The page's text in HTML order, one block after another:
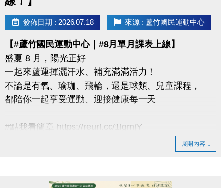
發佈日期 : 2026.07.18 來源 : 蘆竹國民運動中心
【#蘆竹國民運動中心｜#8月單月課表上線】
盛夏 8 月，陽光正好
一起來蘆運揮灑汗水、補充滿滿活力！
不論是有氧、瑜珈、飛輪，還是球類、兒童課程，
都陪你一起享受運動、迎接健康每一天
#點我看簡章 https://reurl.cc/1lgmjY
▶ 標示【 * 】請自備瑜珈墊。
展開內容